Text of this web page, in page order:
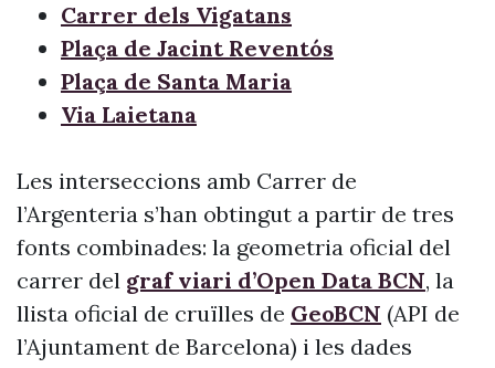
Carrer dels Vigatans
Plaça de Jacint Reventós
Plaça de Santa Maria
Via Laietana
Les interseccions amb Carrer de
l’Argenteria s’han obtingut a partir de tres
fonts combinades: la geometria oficial del
carrer del graf viari d’Open Data BCN, la
llista oficial de cruïlles de GeoBCN (API de
l’Ajuntament de Barcelona) i les dades